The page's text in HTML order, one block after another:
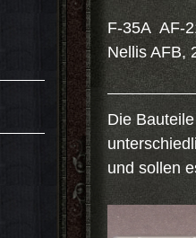
F-35A AF-
Nellis AFB,
Die
und sollen